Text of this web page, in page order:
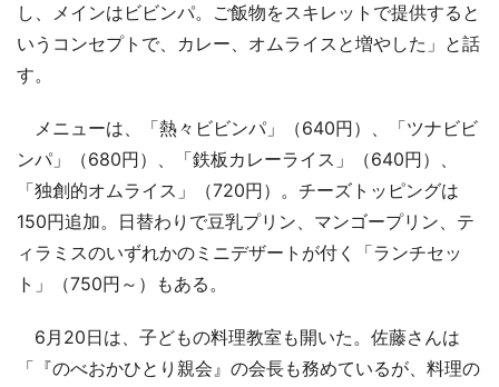
し、メインはビビンパ。ご飯物をスキレットで提供すると
いうコンセプトで、カレー、オムライスと増やした」と話
す。
メニューは、「熱々ビビンパ」（640円）、「ツナビビ
ンパ」（680円）、「鉄板カレーライス」（640円）、
「独創的オムライス」（720円）。チーズトッピングは
150円追加。日替わりで豆乳プリン、マンゴープリン、テ
ィラミスのいずれかのミニデザートが付く「ランチセッ
ト」（750円～）もある。
6月20日は、子どもの料理教室も開いた。佐藤さんは
「『のべおかひとり親会』の会長も務めているが、料理の